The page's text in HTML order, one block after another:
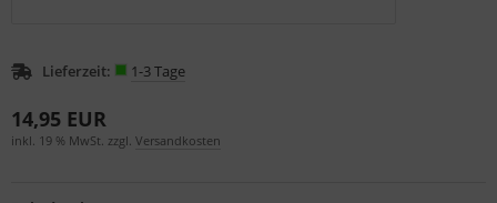
Lieferzeit: 1-3 Tage
14,95 EUR
inkl. 19 % MwSt. zzgl. Versandkosten